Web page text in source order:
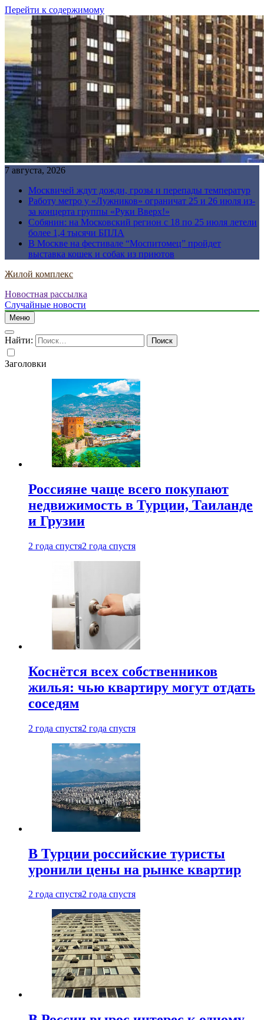
Перейти к содержимому
7 августа, 2026
Москвичей ждут дожди, грозы и перепады температур
Работу метро у «Лужников» ограничат 25 и 26 июля из-
за концерта группы «Руки Вверх!»
Собянин: на Московский регион с 18 по 25 июля летели
более 1,4 тысячи БПЛА
В Москве на фестивале “Моспитомец” пройдет
выставка кошек и собак из приютов
Жилой комплекс
Новостная рассылка
Случайные новости
Меню
Найти:
Заголовки
Россияне чаще всего покупают
недвижимость в Турции, Таиланде
и Грузии
2 года спустя2 года спустя
Коснётся всех собственников
жилья: чью квартиру могут отдать
соседям
2 года спустя2 года спустя
В Турции российские туристы
уронили цены на рынке квартир
2 года спустя2 года спустя